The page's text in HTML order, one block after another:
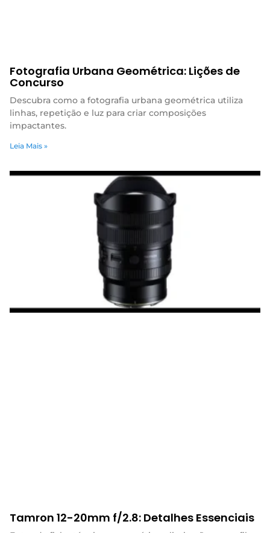
Fotografia Urbana Geométrica: Lições de
Concurso
Descubra como a fotografia urbana geométrica utiliza
linhas, repetição e luz para criar composições
impactantes.
Leia Mais »
Tamron 12-20mm f/2.8: Detalhes Essenciais